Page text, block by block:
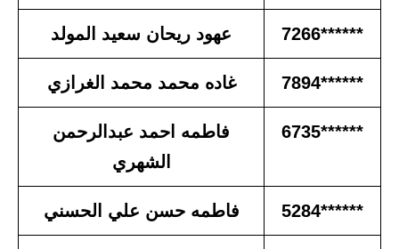
******7266 عهود ريحان سعيد المولد
******7894 غاده محمد محمد الغرازي
******6735
فاطمه احمد عبدالرحمن
الشهري
******5284 فاطمه حسن علي الحسني